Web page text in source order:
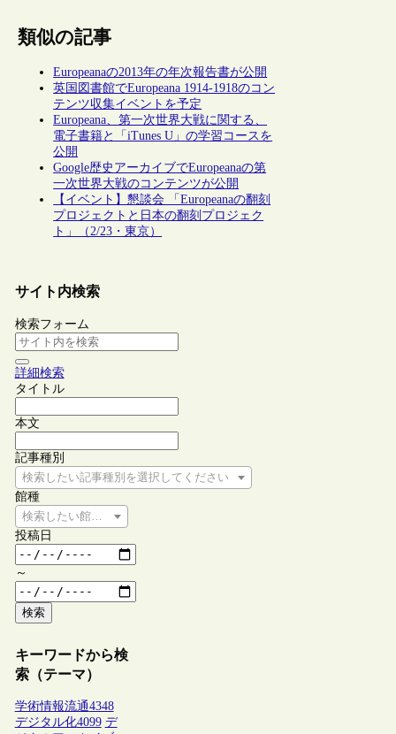
類似の記事
Europeanaの2013年の年次報告書が公開
英国図書館でEuropeana 1914-1918のコン
テンツ収集イベントを予定
Europeana、第一次世界大戦に関する、
電子書籍と「iTunes U」の学習コースを
公開
Google歴史アーカイブでEuropeanaの第
一次世界大戦のコンテンツが公開
【イベント】懇談会 「Europeanaの翻刻
プロジェクトと日本の翻刻プロジェク
ト」（2/23・東京）
サイト内検索
検索フォーム
詳細検索
タイトル
本文
記事種別
検索したい記事種別を選択してください
館種
検索したい館種を選択してください
投稿日
～
検索
キーワードから検
索（テーマ）
学術情報流通4348
デジタル化4099 デ